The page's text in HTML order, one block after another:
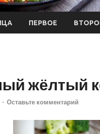
ПЕРВОЕ
жёлтый
- Оставьте комментарий